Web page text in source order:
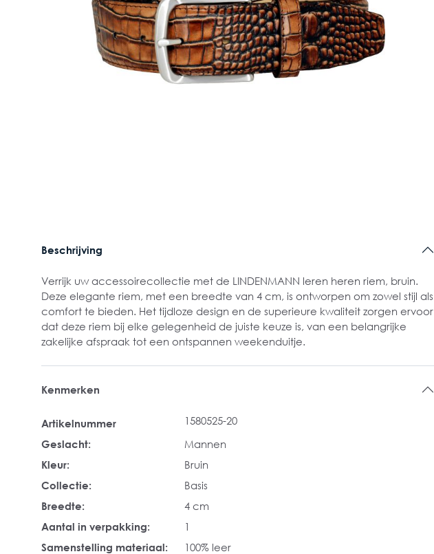
Beschrijving
Verrijk uw accessoirecollectie met de LINDENMANN leren heren riem, bruin.
Deze elegante riem, met een breedte van 4 cm, is ontworpen om zowel stijl als
comfort te bieden. Het tijdloze design en de superieure kwaliteit zorgen ervoor
dat deze riem bij elke gelegenheid de juiste keuze is, van een belangrijke
zakelijke afspraak tot een ontspannen weekenduitje.
Kenmerken
Artikelnummer
1580525-20
Geslacht:
Mannen
Kleur:
Bruin
Collectie:
Basis
Breedte:
4 cm
Aantal in verpakking:
1
Samenstelling materiaal:
100% leer